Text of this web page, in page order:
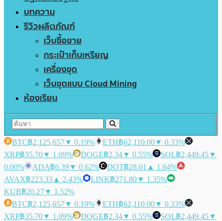
บทความ
รีวิวผลิตภัณฑ์
เว็บซื้อขาย
กระเป๋าเก็บเหรียญ
เครื่องขุด
เว็บขุดแบบ Cloud Mining
ห้องเรียน
BTC฿2,125,657▼ 0.19% ETH฿62,110.00▼ 0.33%
XRP฿35.70▼ 1.09% DOGE฿2.34▼ 0.55% SOL฿2,449.45▼
0.00%
ADA฿6.39▼ 0.62% DOT฿28.01 ▲ 1.64%
AVAX฿223.33 ▲ 2.43% LINK฿271.80▼ 1.35%
KUB฿20.27▼ 1.52%
BTC฿2,125,657▼ 0.19% ETH฿62,110.00▼ 0.33%
XRP฿35.70▼ 1.09% DOGE฿2.34▼ 0.55% SOL฿2,449.45▼